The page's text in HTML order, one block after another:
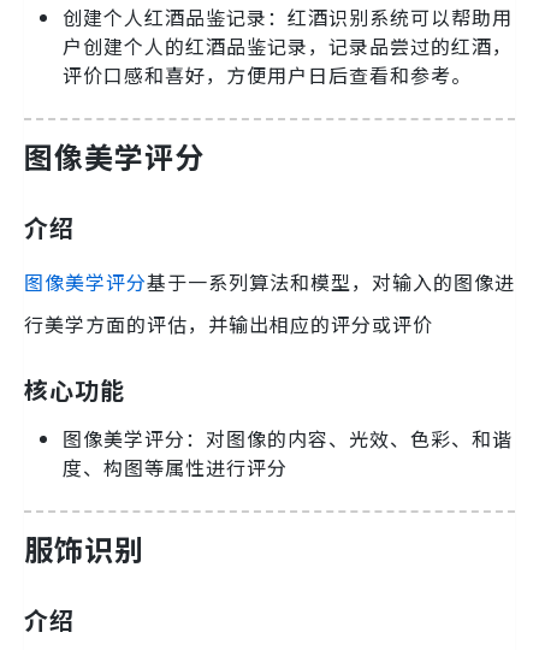
创建个人红酒品鉴记录：红酒识别系统可以帮助用
户创建个人的红酒品鉴记录，记录品尝过的红酒，
评价口感和喜好，方便用户日后查看和参考。
图像美学评分
介绍
图像美学评分基于一系列算法和模型，对输入的图像进
行美学方面的评估，并输出相应的评分或评价
核心功能
图像美学评分：对图像的内容、光效、色彩、和谐
度、构图等属性进行评分
服饰识别
介绍